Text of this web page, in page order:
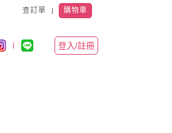
查訂單 購物車
登入/註冊